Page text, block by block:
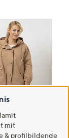
oversized
mit
& profilbildende